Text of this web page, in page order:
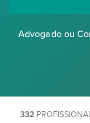
Advogado ou
332